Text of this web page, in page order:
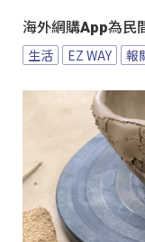
海外網購App為民
生活 EZ WAY 報